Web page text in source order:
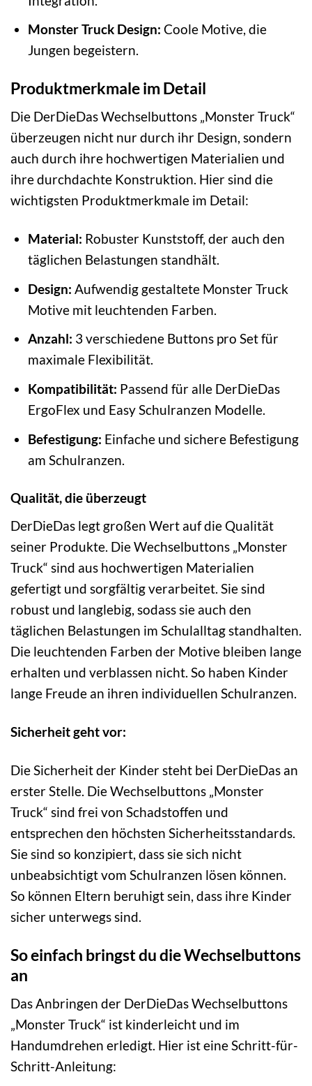
Monster Truck Design: Coole Motive, die
Jungen begeistern.
Produktmerkmale im Detail
Die DerDieDas Wechselbuttons „Monster Truck“
überzeugen nicht nur durch ihr Design, sondern
auch durch ihre hochwertigen Materialien und
ihre durchdachte Konstruktion. Hier sind die
wichtigsten Produktmerkmale im Detail:
Material: Robuster Kunststoff, der auch den
täglichen Belastungen standhält.
Design: Aufwendig gestaltete Monster Truck
Motive mit leuchtenden Farben.
Anzahl: 3 verschiedene Buttons pro Set für
maximale Flexibilität.
Kompatibilität: Passend für alle DerDieDas
ErgoFlex und Easy Schulranzen Modelle.
Befestigung: Einfache und sichere Befestigung
am Schulranzen.
Qualität, die überzeugt
DerDieDas legt großen Wert auf die Qualität
seiner Produkte. Die Wechselbuttons „Monster
Truck“ sind aus hochwertigen Materialien
gefertigt und sorgfältig verarbeitet. Sie sind
robust und langlebig, sodass sie auch den
täglichen Belastungen im Schulalltag standhalten.
Die leuchtenden Farben der Motive bleiben lange
erhalten und verblassen nicht. So haben Kinder
lange Freude an ihren individuellen Schulranzen.
Sicherheit geht vor:
Die Sicherheit der Kinder steht bei DerDieDas an
erster Stelle. Die Wechselbuttons „Monster
Truck“ sind frei von Schadstoffen und
entsprechen den höchsten Sicherheitsstandards.
Sie sind so konzipiert, dass sie sich nicht
unbeabsichtigt vom Schulranzen lösen können.
So können Eltern beruhigt sein, dass ihre Kinder
sicher unterwegs sind.
So einfach bringst du die Wechselbuttons
an
Das Anbringen der DerDieDas Wechselbuttons
„Monster Truck“ ist kinderleicht und im
Handumdrehen erledigt. Hier ist eine Schritt-für-
Schritt-Anleitung: